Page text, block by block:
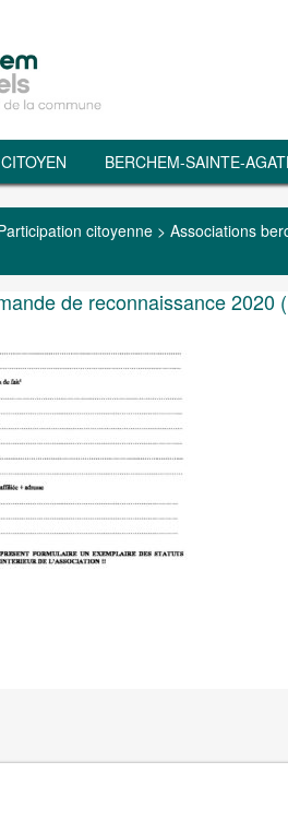
BERCHEM-SAINTE-
citoyenne > Associations
de reconnaissance 2020